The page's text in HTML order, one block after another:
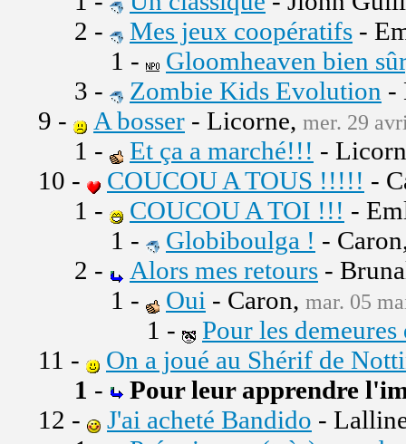
2 -
Mes jeux coopératifs -
1 -
Gloomheaven bien
3 -
Zombie Kids Evolution -
9 -
A bosser - Licorne, mer. 29
1 - Et ça a marché!!! -
10 -
COUCOU A TOUS !!!!! -
1 -
COUCOU A TOI !!! -
1 -
Globiboulga ! -
2 -
Alors mes retours -
1 -
Oui - Caron, mar. 05
1 -
Pour les
11 -
On a joué au Shérif de
1 -
Pour leur apprendre
12 -
J'ai acheté Bandido -